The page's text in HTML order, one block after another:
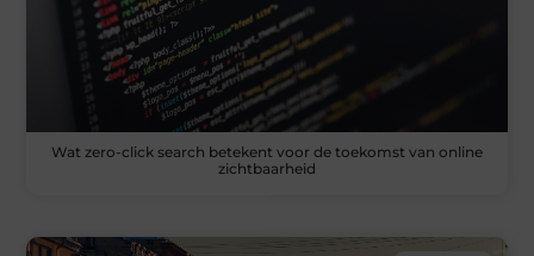
Wat zero-click search betekent voor de toekomst van online
zichtbaarheid